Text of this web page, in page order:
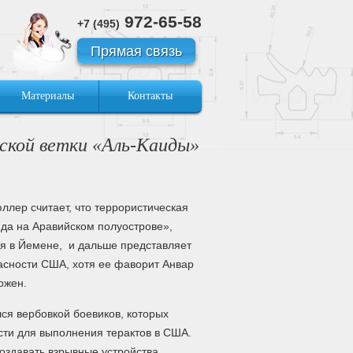
+7 (495) 972-65-58
Прямая связь
Материалы Контакты
ветки «Аль-Каиды»
считает, что террористическая
на Аравийском полуострове»,
в Йемене, и дальше представляет
США, хотя ее фаворит Анвар
вербовкой боевиков, которых
для выполнения терактов в США.